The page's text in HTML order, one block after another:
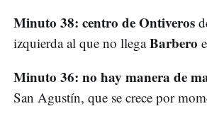
Minuto 38: centro de Ontiveros
izquierda al que no llegaBarbero
Minuto 36: no hay manera de
San Agustín, que se crece por